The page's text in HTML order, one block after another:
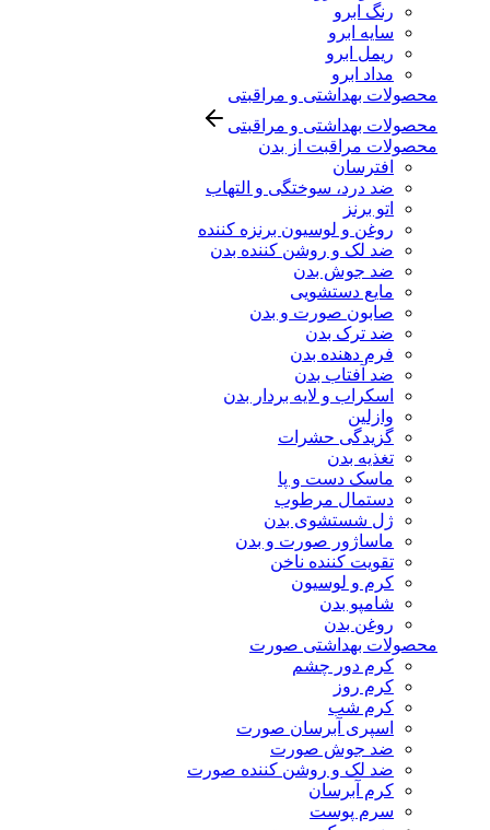
رنگ ابرو
سایه ابرو
ریمل ابرو
مداد ابرو
محصولات بهداشتی و مراقبتی
محصولات بهداشتی و مراقبتی
محصولات مراقبت از بدن
افترسان
ضد درد، سوختگی و التهاب
اتو برنز
روغن و لوسیون برنزه کننده
ضد لک و روشن کننده بدن
ضد جوش بدن
مایع دستشویی
صابون صورت و بدن
ضد ترک بدن
فرم دهنده بدن
ضد آفتاب بدن
اسکراب و لایه بردار بدن
وازلین
گزیدگی حشرات
تغذیه بدن
ماسک دست و پا
دستمال مرطوب
ژل شستشوی بدن
ماساژور صورت و بدن
تقویت کننده ناخن
کرم و لوسیون
شامپو بدن
روغن بدن
محصولات بهداشتی صورت
کرم دور چشم
کرم روز
کرم شب
اسپری آبرسان صورت
ضد جوش صورت
ضد لک و روشن کننده صورت
کرم آبرسان
سرم پوست